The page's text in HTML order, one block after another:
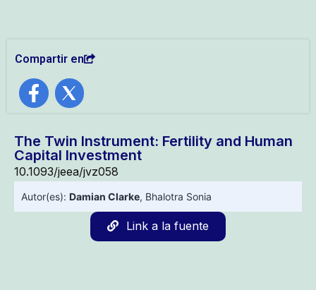
Compartir en
The Twin Instrument: Fertility and Human
Capital Investment
10.1093/jeea/jvz058
Autor(es): Damian Clarke, Bhalotra Sonia
Link a la fuente